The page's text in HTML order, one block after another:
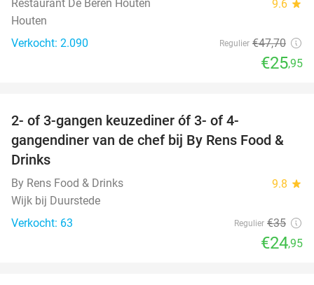
Restaurant De Beren Houten 9.6 star
Houten
Verkocht: 2.090
Regulier €47,70
€25,95
2- of 3-gangen keuzediner óf 3- of 4-
gangendiner van de chef bij By Rens Food &
Drinks
By Rens Food & Drinks 9.8 star
Wijk bij Duurstede
Verkocht: 63
Regulier €35
€24,95